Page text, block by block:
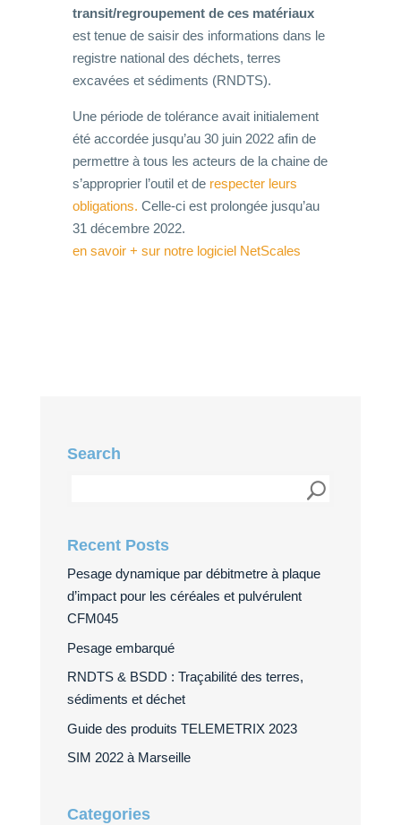
transit/regroupement de ces matériaux
est tenue de saisir des informations dans le
registre national des déchets, terres
excavées et sédiments (RNDTS).
Une période de tolérance avait initialement
été accordée jusqu’au 30 juin 2022 afin de
permettre à tous les acteurs de la chaine de
s’approprier l’outil et de respecter leurs
obligations. Celle-ci est prolongée jusqu’au
31 décembre 2022.
en savoir + sur notre logiciel NetScales
Search
Recent Posts
Pesage dynamique par débitmetre à plaque
d’impact pour les céréales et pulvérulent
CFM045
Pesage embarqué
RNDTS & BSDD : Traçabilité des terres,
sédiments et déchet
Guide des produits TELEMETRIX 2023
SIM 2022 à Marseille
Categories